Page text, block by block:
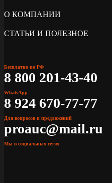
О КОМПАНИИ
СТАТЬИ И ПОЛЕЗНОЕ
Бесплатно по РФ
8 800 201-43-40
WhatsApp
8 924 670-77-77
Для вопросов и предложений
proauc@mail.ru
Мы в социальных сетях